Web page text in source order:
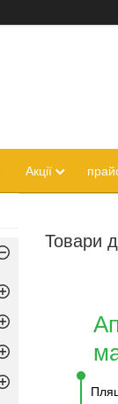
Акції
Товари